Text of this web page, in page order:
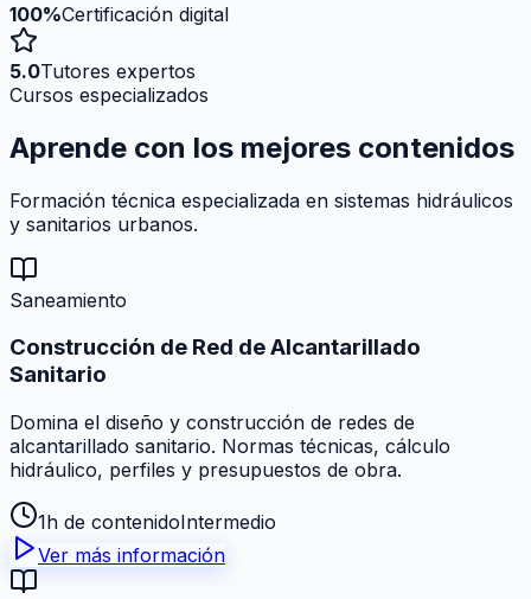
100%Certificación digital
5.0Tutores expertos
Cursos especializados
Aprende con los mejores contenidos
Formación técnica especializada en sistemas hidráulicos
y sanitarios urbanos.
Saneamiento
Construcción de Red de Alcantarillado
Sanitario
Domina el diseño y construcción de redes de
alcantarillado sanitario. Normas técnicas, cálculo
hidráulico, perfiles y presupuestos de obra.
1h de contenidoIntermedio
Ver más información